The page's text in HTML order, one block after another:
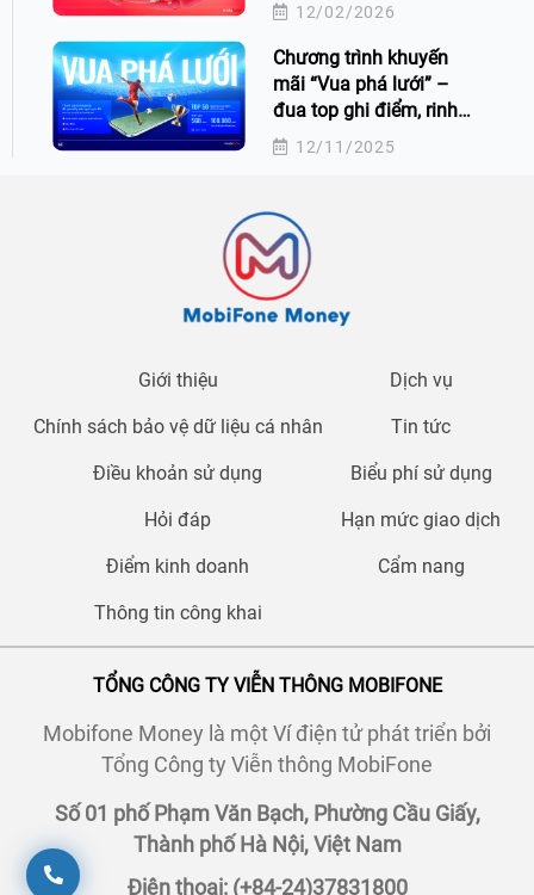
12/02/2026
Chương trình khuyến
mãi “Vua phá lưới” –
đua top ghi điểm, rinh
quà cực đã!
12/11/2025
TỔNG CÔNG TY VIỄN THÔNG MOBIFONE
Mobifone Money là một Ví điện tử phát triển bởi
Tổng Công ty Viễn thông MobiFone
Số 01 phố Phạm Văn Bạch, Phường Cầu Giấy,
Thành phố Hà Nội, Việt Nam
Điện thoại: (+84-24)37831800
Giới thiệu Dịch vụ
Chính sách bảo vệ dữ liệu cá nhân Tin tức
Điều khoản sử dụng Biểu phí sử dụng
Hỏi đáp Hạn mức giao dịch
Điểm kinh doanh Cẩm nang
Thông tin công khai